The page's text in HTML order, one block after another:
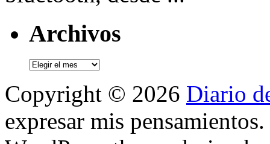
Archivos
Archivos
Copyright © 2026 Diario
expresar mis pensamientos.